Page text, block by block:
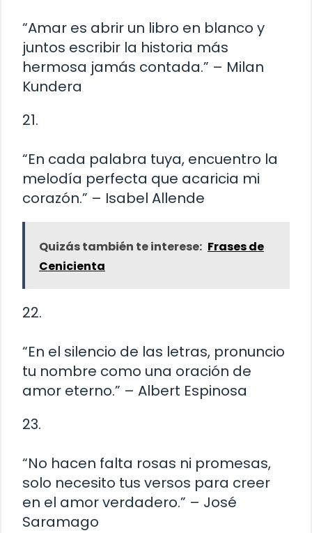
“Amar es abrir un libro en blanco y
juntos escribir la historia más
hermosa jamás contada.” – Milan
Kundera
21.
“En cada palabra tuya, encuentro la
melodía perfecta que acaricia mi
corazón.” – Isabel Allende
Quizás también te interese: Frases de
Cenicienta
22.
“En el silencio de las letras, pronuncio
tu nombre como una oración de
amor eterno.” – Albert Espinosa
23.
“No hacen falta rosas ni promesas,
solo necesito tus versos para creer
en el amor verdadero.” – José
Saramago